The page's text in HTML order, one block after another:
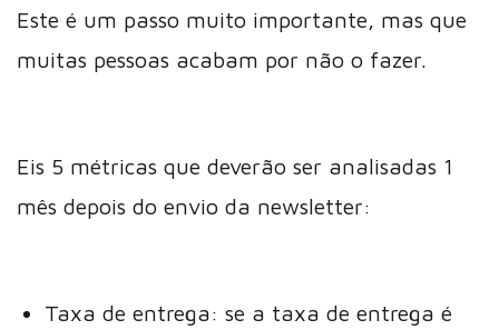
Este é um passo muito importante, mas que
muitas pessoas acabam por não o fazer.
Eis 5 métricas que deverão ser analisadas 1
mês depois do envio da newsletter:
Taxa de entrega: se a taxa de entrega é